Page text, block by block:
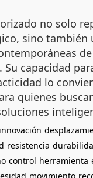
no solo
sino también
Su capacidad
lo
quienes
innovación
resistencia
control herramienta